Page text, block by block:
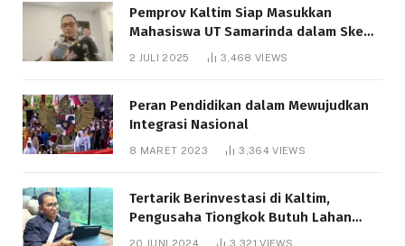
Pemprov Kaltim Siap Masukkan
Mahasiswa UT Samarinda dalam Skema
Bantuan Pendidikan Gratispol
2 JULI 2025 3,468 VIEWS
Peran Pendidikan dalam Mewujudkan
Integrasi Nasional
8 MARET 2023 3,364VIEWS
Tertarik Berinvestasi di Kaltim,
Pengusaha Tiongkok Butuh Lahan
1.000 Hektare
20 JUNI 2024 3,321VIEWS